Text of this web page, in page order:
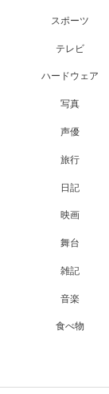
スポーツ
テレビ
ハードウェア
写真
声優
旅行
日記
映画
舞台
雑記
音楽
食べ物